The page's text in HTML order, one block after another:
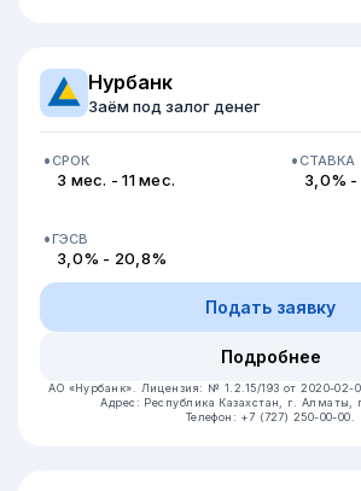
Нурбанк
Заём под залог денег
СРОК
3 мес. - 11 мес.
СТАВКА
3,0%
ГЭСВ
3,0% - 20,8%
Подать заявку
Подробнее
АО «Нурбанк». Лицензия: № 1.2.15/193 от 2020-02-
Адрес: Республика Казахстан, г. Алматы,
Телефон: +7 (727) 250-00-00.